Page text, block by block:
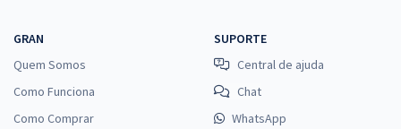
GRAN
Quem Somos
Como Funciona
Como Comprar
SUPORTE
Central de ajuda
Chat
WhatsApp